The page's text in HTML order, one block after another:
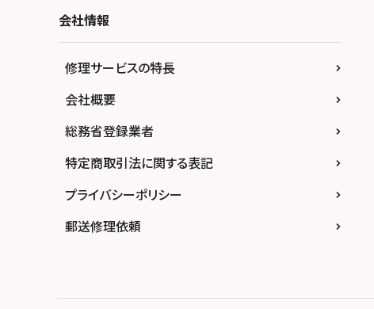
スマホスピタル埼玉大宮
スマホスピタル テルル蒲生
スマホスピタル テルル新越谷
スマホスピタル テルル草加花栗
スマホスピタル テルル東川口
スマホスピタル船橋FACE
スマホスピタル柏
スマホスピタル 佐倉
スマホスピタル名古屋駅前
スマホスピタル 西枇杷島
スマホスピタル 尾張旭
スマホスピタル ゲオデジタルベース名古屋焼
山
スマホスピタル知多
スマホスピタル京橋
スマホスピタル by デジホ天王寺ミオ
スマホスピタル難波
スマホスピタル高槻
スマホスピタルイオンタウン茨木太田
スマホスピタル江坂
スマホスピタルくずはモール
スマホスピタルビオルネ枚方
スマホスピタル高松
もち
スマホスピタル 香椎九産大前
スマホスピタル福岡天神
スマホスピタル熊本下通
スマホスピタル GODOモバイル大分府内町
スマホスピタル沖縄美里
会社情報
修理サービスの特長
会社概要
総務省登録業者
特定商取引法に関する表記
プライバシーポリシー
郵送修理依頼